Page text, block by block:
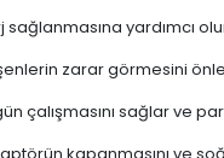
yardımcı
zarar görmesini
çalışmasını sağlar ve